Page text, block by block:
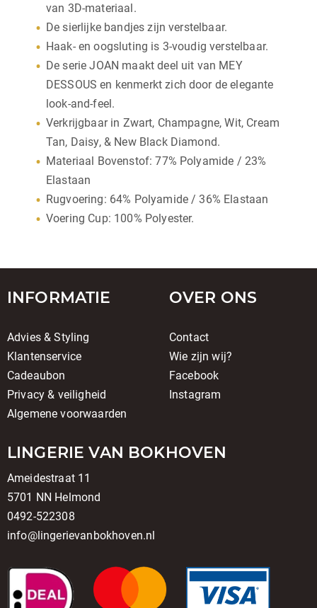
van 3D-materiaal.
De sierlijke bandjes zijn verstelbaar.
Haak- en oogsluting is 3-voudig verstelbaar.
De serie JOAN maakt deel uit van MEY
DESSOUS en kenmerkt zich door de elegante
look-and-feel.
Verkrijgbaar in Zwart, Champagne, Wit, Cream
Tan, Daisy, & New Black Diamond.
Materiaal Bovenstof: 77% Polyamide / 23%
Elastaan
Rugvoering: 64% Polyamide / 36% Elastaan
Voering Cup: 100% Polyester.
INFORMATIE
Advies & Styling
Klantenservice
Cadeaubon
Privacy & veiligheid
Algemene voorwaarden
OVER ONS
Contact
Wie zijn wij?
Facebook
Instagram
LINGERIE VAN BOKHOVEN
Ameidestraat 11
5701 NN Helmond
0492-522308
info@lingerievanbokhoven.nl